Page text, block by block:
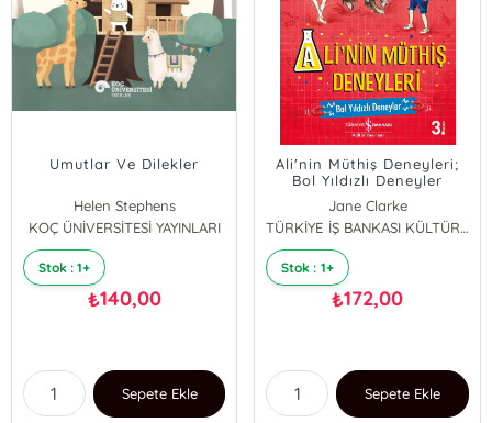
Umutlar Ve Dilekler
Helen Stephens
KOÇ ÜNİVERSİTESİ YAYINLARI
Stok : 1+
₺140,00
Sepete Ekle
Ali'nin Müthiş Deneyleri;
Bol Yıldızlı Deneyler
Jane Clarke
TÜRKİYE İŞ BANKASI KÜLTÜR YAYINLARI
Stok : 1+
₺172,00
Sepete Ekle